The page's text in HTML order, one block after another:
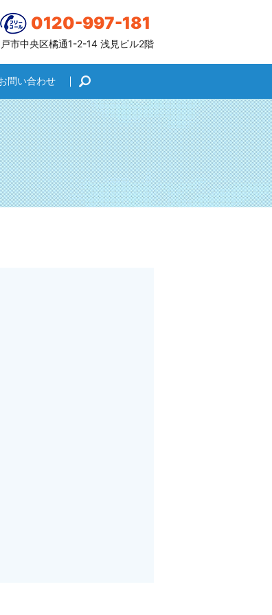
0120-997-181
市中央区橘通1-2-14 浅見ビル2階
問い合わせ search